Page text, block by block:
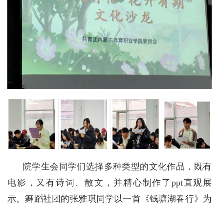
院学生会同学们选择多种类型的文化作品，既有
电影，又有诗词、散文，并精心制作了ppt直观展
示。舞蹈社团的张雅琪同学以一首《钱塘湖春行》为